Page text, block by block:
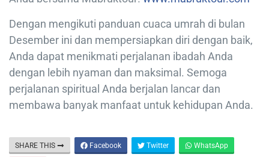
Dengan mengikuti panduan cuaca umrah di bulan
Desember ini dan mempersiapkan diri dengan baik,
Anda dapat menikmati perjalanan ibadah Anda
dengan lebih nyaman dan maksimal. Semoga
perjalanan spiritual Anda berjalan lancar dan
membawa banyak manfaat untuk kehidupan Anda.
SHARE THIS Facebook Twitter WhatsApp